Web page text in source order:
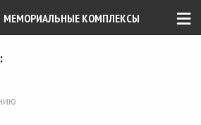
≡
МЕМОРИАЛЬНЫЕ КОМПЛЕКСЫ